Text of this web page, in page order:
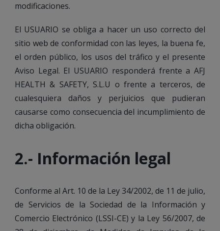
modificaciones.
El USUARIO se obliga a hacer un uso correcto del
sitio web de conformidad con las leyes, la buena fe,
el orden público, los usos del tráfico y el presente
Aviso Legal. El USUARIO responderá frente a AFJ
HEALTH & SAFETY, S.L.U o frente a terceros, de
cualesquiera daños y perjuicios que pudieran
causarse como consecuencia del incumplimiento de
dicha obligación.
2.- Información legal
Conforme al Art. 10 de la Ley 34/2002, de 11 de julio,
de Servicios de la Sociedad de la Información y
Comercio Electrónico (LSSI-CE) y la Ley 56/2007, de